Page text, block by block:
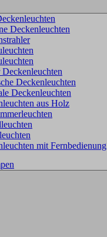
Deckenleuchten
Deckenleuchten
Deckenleuchten
aus Holz
mit Fernbedienung